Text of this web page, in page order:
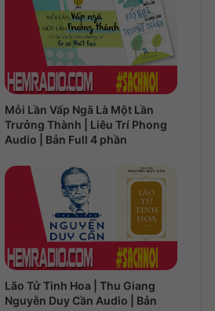
Mỗi Lần Vấp Ngã Là Một Lần
Trưởng Thành | Liêu Trí Phong
Audio | Bản Full 4 phần
Lão Tử Tinh Hoa | Thu Giang
Nguyễn Duy Cần Audio | Bản